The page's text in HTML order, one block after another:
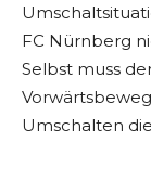
FC Nürnberg
Selbst muss
Umschalten